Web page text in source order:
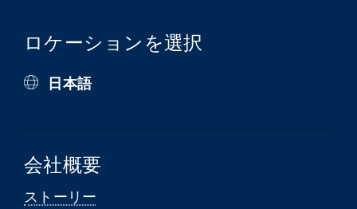
ロケーションを選択
日本語
会社概要
ストーリー